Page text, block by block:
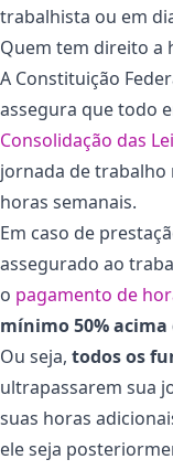
trabalhista ou em
Quem tem direito a
A Constituição
assegura que todo
Consolidação das
jornada de trabalho
horas semanais.
Em caso de
assegurado ao
o pagamento de
mínimo 50%
Ou seja, todos os
ultrapassarem sua
suas horas
ele seja